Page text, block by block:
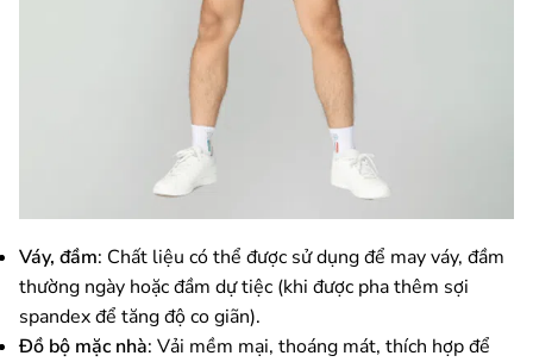
Váy, đầm: Chất liệu có thể được sử dụng để may váy, đầm
thường ngày hoặc đầm dự tiệc (khi được pha thêm sợi
spandex để tăng độ co giãn).
Đồ bộ mặc nhà: Vải mềm mại, thoáng mát, thích hợp để